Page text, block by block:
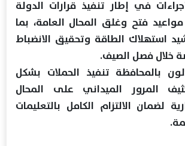
في إطار تنفيذ قرارات الدولة
فتح وغلق المحال العامة، بما
استهلاك الطاقة وتحقيق الانضباط
خلال فصل الصيف.
بالمحافظة تنفيذ الحملات بشكل
المرور الميداني على المحال
لضمان الالتزام الكامل بالتعليمات